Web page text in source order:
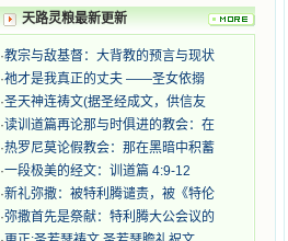
我面前展开时，我是多么的惊奇、兴
奋啊！当我读到他们为主而受人逼
迫、凌辱，为将福音广传而被人追杀
时，我为他们的在天之灵祈祷，我哭
着，为自已的同胞带给他们的苦难而
哀号。我一遍遍地重读那一行行被我
的斑斑泪痕弄得模糊不清的字句，那
些被主的爱火所燃烧而离开家乡来到
中国的传教士，我多么爱你们啊！我
心中流淌着多少感激的泪水。 他
们受苦却觉得喜乐，因为他们爱主，
他们感到能为主受一点苦是多么喜乐
天路灵粮最新更新
·教宗与敌基督：大背教的预言与现状
·祂才是我真正的丈夫 ——圣女依搦
·圣天神连祷文(据圣经成文，供信友
·读训道篇再论那与时俱进的教会：在
·热罗尼莫论假教会：那在黑暗中积蓄
·一段极美的经文：训道篇 4:9-12
·新礼弥撒：被特利腾谴责，被《特伦
·弥撒首先是祭献：特利腾大公会议的